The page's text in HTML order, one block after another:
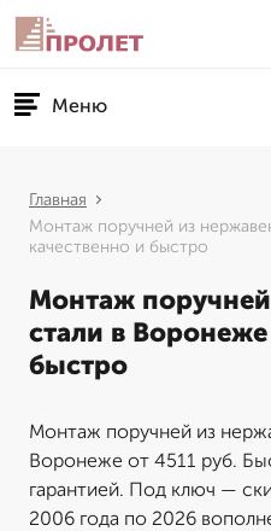
Меню
Главная
Монтаж поручней из
качественно и быстро
Монтаж
стали в
быстро
Монтаж поручней из
Воронеже от 4511 руб.
гарантией. Под ключ —
2006 года по 2026